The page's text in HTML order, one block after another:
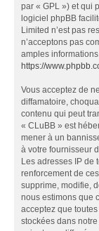
par « GPL ») et qui
logiciel phpBB
Limited n’est pas
n’acceptons pas
amples
https://
Vous acceptez de
diffamatoire,
contenu qui peut
« CLuBB » est
mener à un
à votre fournisseur
Les adresses IP de
renforcement de
supprime, modifie,
nous estimons que
acceptez que
stockées dans